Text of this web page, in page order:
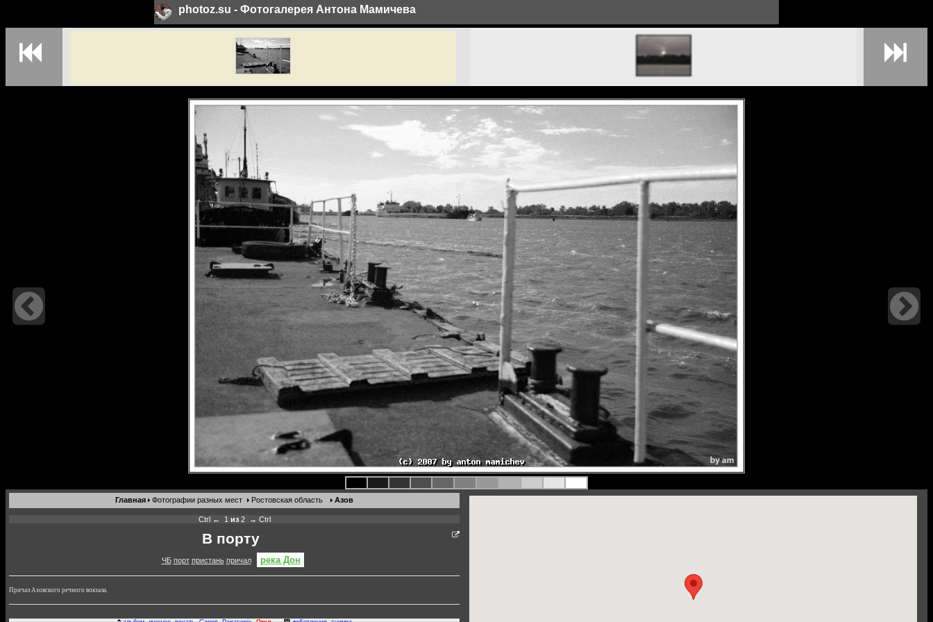
photoz.su - Фотогалерея Антона Мамичева
Главная Фотографии разных мест Ростовская область Азов
Ctrl ← 1 из2 → Ctrl
В порту
ЧБ порт пристань причал река Дон
Причал Азовского речного вокзала.